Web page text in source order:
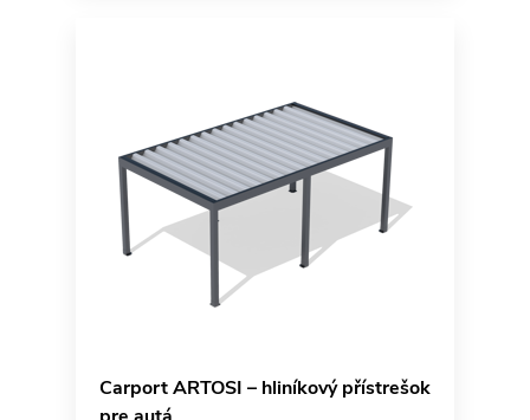
Carport ARTOSI – hliníkový přístrešok